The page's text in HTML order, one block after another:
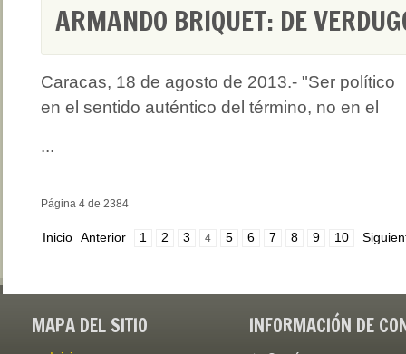
ARMANDO BRIQUET: DE
Caracas, 18 de agosto de 2013.- "Ser político
en el sentido auténtico del término, no en el
...
Página 4 de 2384
Inicio Anterior 1 2 3 4 5 6 7 8 9 10
MAPA DEL SITIO INFORMACIÓN DE